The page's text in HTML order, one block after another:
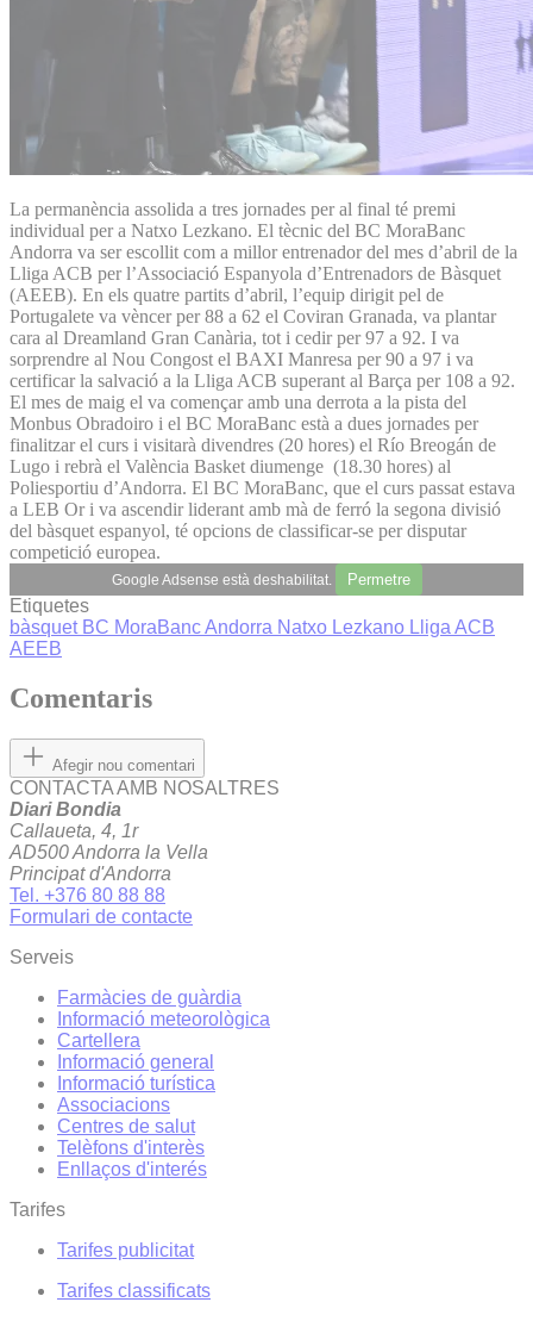
La permanència assolida a tres jornades per al final té premi
individual per a Natxo Lezkano. El tècnic del BC MoraBanc
Andorra va ser escollit com a millor entrenador del mes d’abril de la
Lliga ACB per l’Associació Espanyola d’Entrenadors de Bàsquet
(AEEB). En els quatre partits d’abril, l’equip dirigit pel de
Portugalete va vèncer per 88 a 62 el Coviran Granada, va plantar
cara al Dreamland Gran Canària, tot i cedir per 97 a 92. I va
sorprendre al Nou Congost el BAXI Manresa per 90 a 97 i va
certificar la salvació a la Lliga ACB superant al Barça per 108 a 92.
El mes de maig el va començar amb una derrota a la pista del
Monbus Obradoiro i el BC MoraBanc està a dues jornades per
finalitzar el curs i visitarà divendres (20 hores) el Río Breogán de
Lugo i rebrà el València Basket diumenge (18.30 hores) al
Poliesportiu d’Andorra. El BC MoraBanc, que el curs passat estava
a LEB Or i va ascendir liderant amb mà de ferró la segona divisió
del bàsquet espanyol, té opcions de classificar-se per disputar
competició europea.
Google Adsense està deshabilitat. Permetre
Etiquetes
bàsquet BC MoraBanc Andorra Natxo Lezkano Lliga ACB
AEEB
Comentaris
Afegir nou comentari
CONTACTA AMB NOSALTRES
Diari Bondia
Callaueta, 4, 1r
AD500 Andorra la Vella
Principat d'Andorra
Tel. +376 80 88 88
Formulari de contacte
Serveis
Farmàcies de guàrdia
Informació meteorològica
Cartellera
Informació general
Informació turística
Associacions
Centres de salut
Telèfons d'interès
Enllaços d'interés
Tarifes
Tarifes publicitat
Tarifes classificats